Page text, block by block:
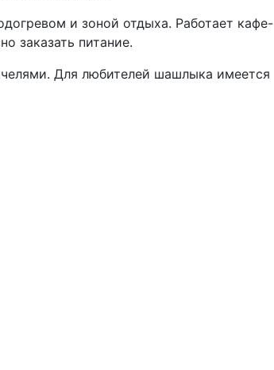
и зоной отдыха. Работает кафе-
заказать питание.
Для любителей шашлыка имеется